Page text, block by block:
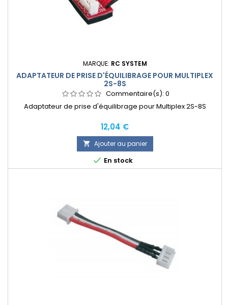
MARQUE: RC SYSTEM
ADAPTATEUR DE PRISE D'ÉQUILIBRAGE POUR MULTIPLEX
2S-8S
Commentaire(s): 0
Adaptateur de prise d'équilibrage pour Multiplex 2S-8S
Prix
12,04 €
 Ajouter au panier
 En stock